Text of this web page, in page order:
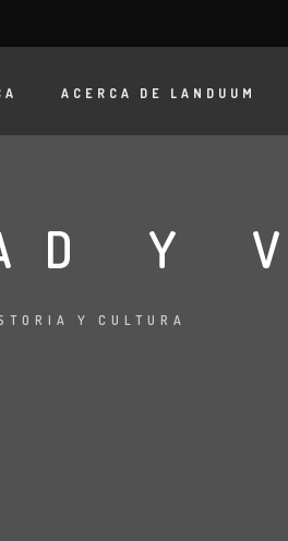
ACERCA DE LANDUUM
Y
Y CULTURA